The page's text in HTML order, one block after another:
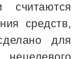
считаются
средств,
для